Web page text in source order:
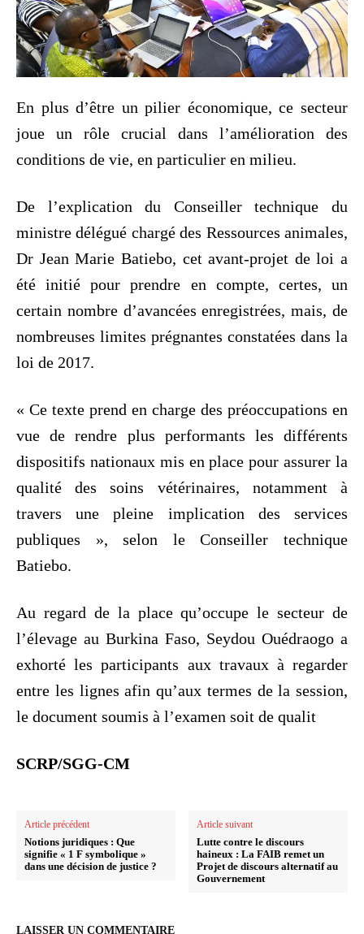
En plus d’être un pilier économique, ce secteur
joue un rôle crucial dans l’amélioration des
conditions de vie, en particulier en milieu.
De l’explication du Conseiller technique du
ministre délégué chargé des Ressources animales,
Dr Jean Marie Batiebo, cet avant-projet de loi a
été initié pour prendre en compte, certes, un
certain nombre d’avancées enregistrées, mais, de
nombreuses limites prégnantes constatées dans la
loi de 2017.
« Ce texte prend en charge des préoccupations en
vue de rendre plus performants les différents
dispositifs nationaux mis en place pour assurer la
qualité des soins vétérinaires, notamment à
travers une pleine implication des services
publiques », selon le Conseiller technique
Batiebo.
Au regard de la place qu’occupe le secteur de
l’élevage au Burkina Faso, Seydou Ouédraogo a
exhorté les participants aux travaux à regarder
entre les lignes afin qu’aux termes de la session,
le document soumis à l’examen soit de qualit
SCRP/SGG-CM
Article précédent
Notions juridiques : Que
signifie « 1 F symbolique »
dans une décision de justice ?
Article suivant
Lutte contre le discours
haineux : La FAIB remet un
Projet de discours alternatif au
Gouvernement
LAISSER UN COMMENTAIRE